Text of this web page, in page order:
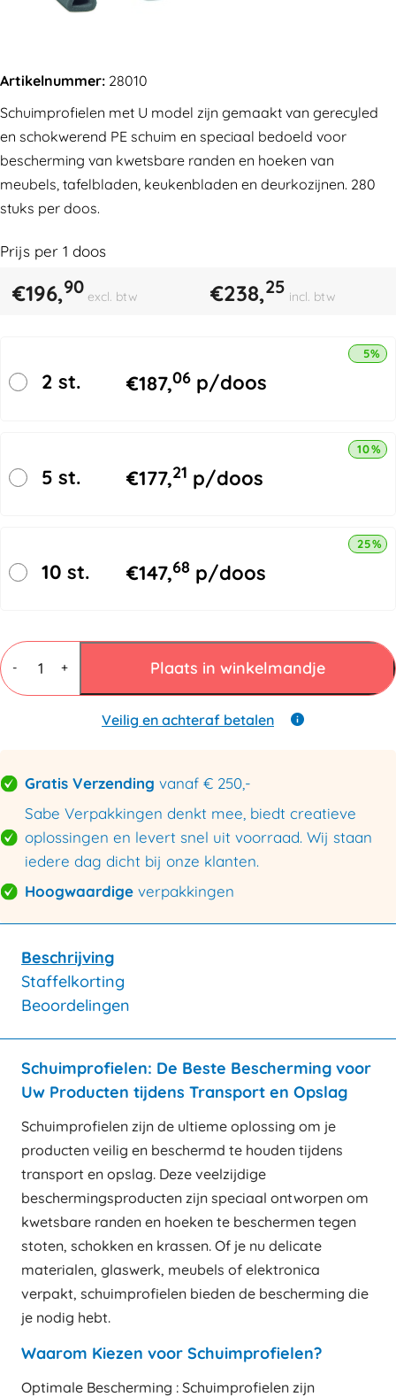
Artikelnummer: 28010
Schuimprofielen met U model zijn gemaakt van gerecyled
en schokwerend PE schuim en speciaal bedoeld voor
bescherming van kwetsbare randen en hoeken van
meubels, tafelbladen, keukenbladen en deurkozijnen. 280
stuks per doos.
Prijs per 1 doos
€196,90 excl. btw €238,25 incl. btw
2 st. €187,06 p/doos
5%
5 st. €177,21 p/doos
10%
10 st. €147,68 p/doos
25%
-
Schuimprofielen
U
5-
15mm
+ Plaats in winkelmandje
Veilig en achteraf betalen
Gratis Verzending vanaf € 250,-
Sabe Verpakkingen denkt mee, biedt creatieve
oplossingen en levert snel uit voorraad. Wij staan
iedere dag dicht bij onze klanten.
Hoogwaardige verpakkingen
Beschrijving
Staffelkorting
Beoordelingen
Schuimprofielen: De Beste Bescherming voor
Uw Producten tijdens Transport en Opslag
Schuimprofielen zijn de ultieme oplossing om je
producten veilig en beschermd te houden tijdens
transport en opslag. Deze veelzijdige
beschermingsproducten zijn speciaal ontworpen om
kwetsbare randen en hoeken te beschermen tegen
stoten, schokken en krassen. Of je nu delicate
materialen, glaswerk, meubels of elektronica
verpakt, schuimprofielen bieden de bescherming die
je nodig hebt.
Waarom Kiezen voor Schuimprofielen?
Optimale Bescherming : Schuimprofielen zijn